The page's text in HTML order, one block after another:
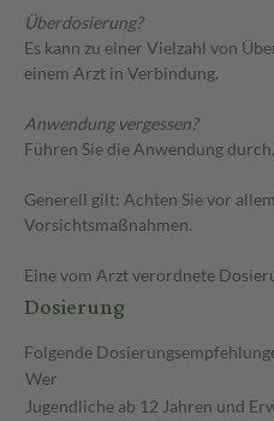
Überdosierung?
Es kann zu einer Vielzahl von
einem Arzt in Verbindung.
Anwendung vergessen?
Führen Sie die Anwendung
Generell gilt: Achten Sie vor
Vorsichtsmaßnahmen.
Eine vom Arzt verordnete
Dosierung
Folgende
Wer
Jugendliche ab 12 Jahren und